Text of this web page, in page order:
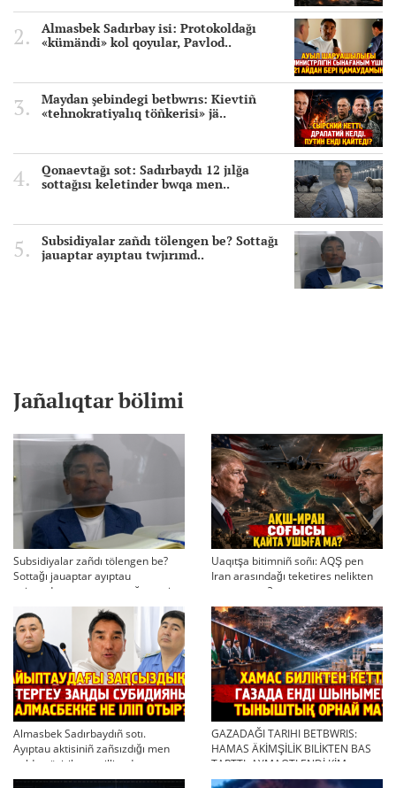
Almasbek Sadırbay isi: Protokoldağı
«kümändi» kol qoyular, Pavlod..
Maydan şebindegi betbwrıs: Kievtiñ
«tehnokratiyalıq töñkerisi» jä..
Qonaevtağı sot: Sadırbaydı 12 jılğa
sottağısı keletinder bwqa men..
Subsidiyalar zañdı tölengen be? Sottağı
jauaptar ayıptau twjırımd..
Jañalıqtar bölimi
Subsidiyalar zañdı tölengen be?
Sottağı jauaptar ayıptau
twjırımdarın qayta qarauğa negiz
bola ala ma?
Uaqıtşa bitimniñ soñı: AQŞ pen
Iran arasındağı teketires nelikten
qayta uşıqtı?
Almasbek Sadırbaydıñ sotı.
Ayıptau aktisiniñ zañsızdığı men
qoldan ösirilgen milliondar
GAZADAĞI TARIHI BETBWRIS:
HAMAS ÄKİMŞİLİK BILİKTEN BAS
TARTTI. AYMAQTI ENDİ KİM
BASQARADI?